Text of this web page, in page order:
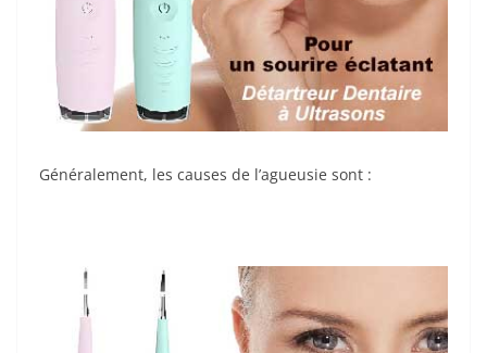
Généralement, les causes de l’agueusie sont :